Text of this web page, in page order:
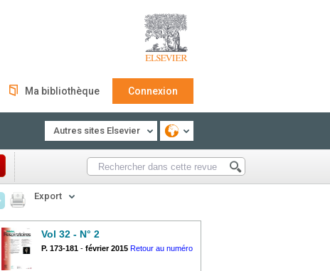
Ma bibliothèque Connexion
Autres sites Elsevier
Export
Vol 32 - N° 2
P. 173-181 - février 2015 Retour au numéro